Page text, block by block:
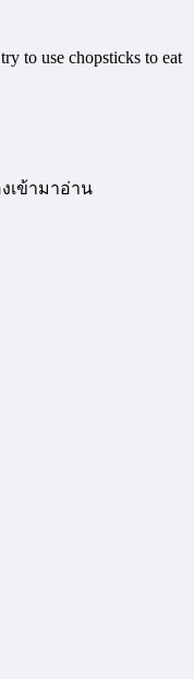
to use chopsticks to eat
เข้ามาอ่าน